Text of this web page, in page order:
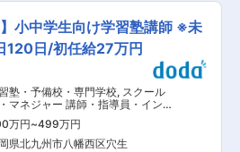
強を楽しいと思っても
そのため「叱る」の
教育を大切にしてい
定める業務
他事業を兼任いただ
いただきます。下記
・希望に応じての配
活動紹介
∇募集中の求
recruit/job/ また、
災害支援のアライア
の協働プロジェクト
画を立案・提案する
育成をリードするマ
パートナーシップの
町に開設された
ーにて就業いただ
間最大収容人数
ンス技術者を育成す
世界標準の環境と施
ンス技術者に必要と
練を日本語及び英語
】小中学生向け学習塾講師 ※未
120日/初任給27万円
塾・予備校・専門学校, スクール
マネジャー 講師・指導員・インス
クター
万円~499万円
県北九州市八幡西区穴生